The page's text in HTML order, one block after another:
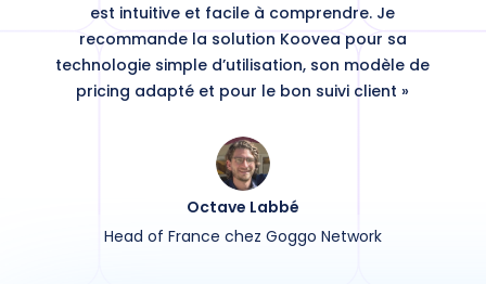
est intuitive et facile à comprendre. Je
recommande la solution Koovea pour sa
technologie simple d’utilisation, son modèle de
pricing adapté et pour le bon suivi client »
Octave Labbé
Head of France chez Goggo Network